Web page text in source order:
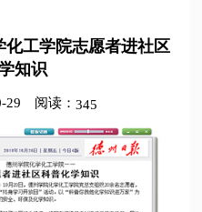
工学院志愿者进社区
知识
29 阅读： 345